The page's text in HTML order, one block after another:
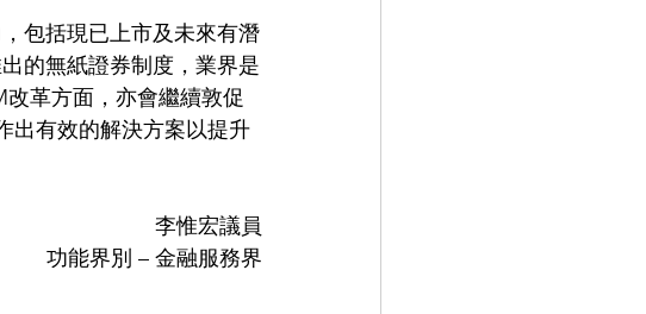
包括現已上市及未來有潛
的無紙證券制度，業界是
革方面，亦會繼續敦促
出有效的解決方案以提升
李惟宏議員
功能界別 – 金融服務界